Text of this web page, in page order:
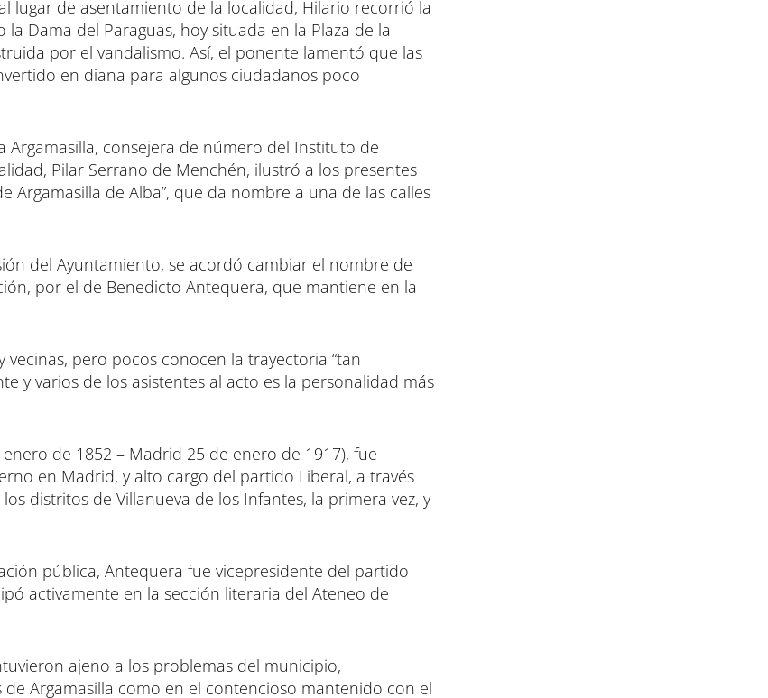
lugar de asentamiento de la localidad, Hilario recorrió la
Dama del Paraguas, hoy situada en la Plaza de la
por el vandalismo. Así, el ponente lamentó que las
en diana para algunos ciudadanos poco
Argamasilla, consejera de número del Instituto de
Pilar Serrano de Menchén, ilustró a los presentes
de Alba”, que da nombre a una de las calles
del Ayuntamiento, se acordó cambiar el nombre de
por el de Benedicto Antequera, que mantiene en la
pero pocos conocen la trayectoria “tan
y varios de los asistentes al acto es la personalidad más
de 1852 – Madrid 25 de enero de 1917), fue
en Madrid, y alto cargo del partido Liberal, a través
distritos de Villanueva de los Infantes, la primera vez, y
pública, Antequera fue vicepresidente del partido
activamente en la sección literaria del Ateneo de
ajeno a los problemas del municipio,
Argamasilla como en el contencioso mantenido con el